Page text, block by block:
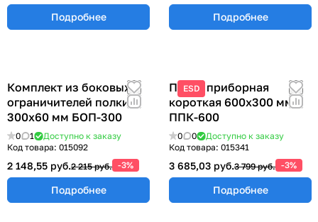
Подробнее Подробнее
Комплект из боковых
ограничителей полки
300х60 мм БОП-300
0 1
Доступно к заказу
Код товара: 015092
2 148,55 руб.2 215 руб. -3%
Подробнее
ESD
Полка приборная
короткая 600х300 мм
ППК-600
0 0
Доступно к заказу
Код товара: 015341
3 685,03 руб.3 799 руб. -3%
Подробнее